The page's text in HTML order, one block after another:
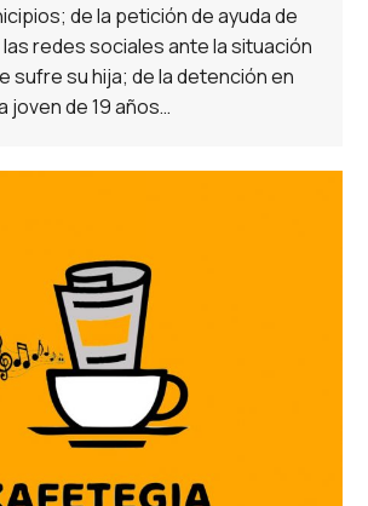
de la petición de ayuda de
redes sociales ante la situación
sufre su hija; de la detención en
joven de 19 años…